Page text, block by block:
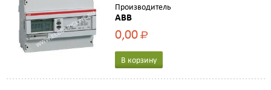
Производитель
ABB
0,00Р
В корзину